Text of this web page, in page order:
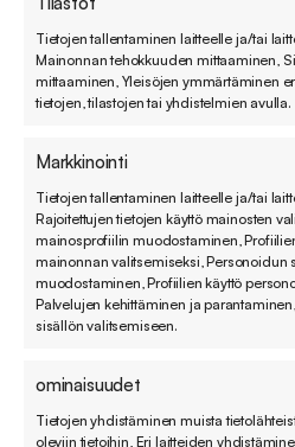
Tietojen tallentaminen laitteelle ja/tai
Mainonnan tehokkuuden mittaaminen,
mittaaminen, Yleisöjen ymmärtäminen
tietojen, tilastojen tai yhdistelmien avulla.
Markkinointi
Tietojen tallentaminen laitteelle ja/tai
Rajoitettujen tietojen käyttö mainosten
mainosprofiilin muodostaminen,
mainonnan valitsemiseksi, Personoidun
muodostaminen, Profiilien käyttö
Palvelujen kehittäminen ja
sisällön valitsemiseen.
ominaisuudet
Tietojen yhdistäminen muista
oleviin tietoihin, Eri laitteiden